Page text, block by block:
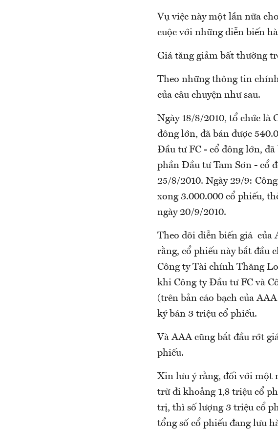
Vụ việc này một lần nữa
cuộc với những diễn biến
Giá tăng giảm bất thường
Theo những thông tin
của câu chuyện như sau.
Ngày 18/8/2010, tổ chức là
đông lớn, đã bán được
Đầu tư FC - cổ đông lớn, đã
phần Đầu tư Tam Sơn - cổ
25/8/2010. Ngày 29/9:
xong 3.000.000 cổ phiếu,
ngày 20/9/2010.
Theo dõi diễn biến giá của
rằng, cổ phiếu này bắt đầu
Công ty Tài chính Thăng
khi Công ty Đầu tư FC và
(trên bản cáo bạch của
ký bán 3 triệu cổ phiếu.
Và AAA cũng bắt đầu rớt
phiếu.
Xin lưu ý rằng, đối với một
trừ đi khoảng 1,8 triệu cổ
trị, thì số lượng 3 triệu cổ
tổng số cổ phiếu đang lưu